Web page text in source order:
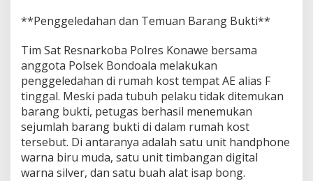
**Penggeledahan dan Temuan Barang Bukti**
Tim Sat Resnarkoba Polres Konawe bersama
anggota Polsek Bondoala melakukan
penggeledahan di rumah kost tempat AE alias F
tinggal. Meski pada tubuh pelaku tidak ditemukan
barang bukti, petugas berhasil menemukan
sejumlah barang bukti di dalam rumah kost
tersebut. Di antaranya adalah satu unit handphone
warna biru muda, satu unit timbangan digital
warna silver, dan satu buah alat isap bong.